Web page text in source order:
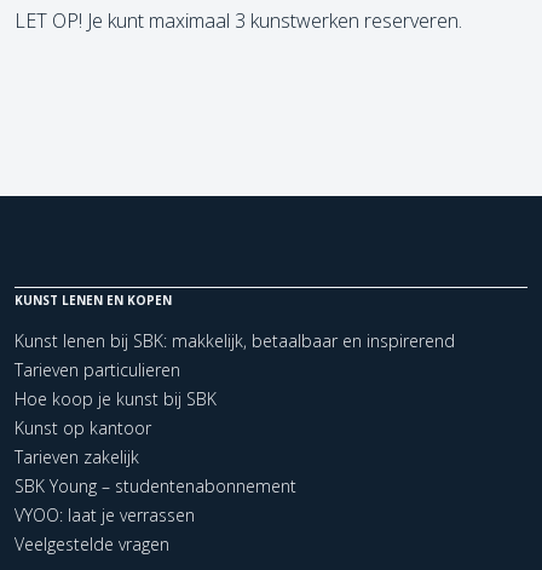
LET OP! Je kunt maximaal 3 kunstwerken reserveren.
KUNST LENEN EN KOPEN
Kunst lenen bij SBK: makkelijk, betaalbaar en inspirerend
Tarieven particulieren
Hoe koop je kunst bij SBK
Kunst op kantoor
Tarieven zakelijk
SBK Young – studentenabonnement
VYOO: laat je verrassen
Veelgestelde vragen